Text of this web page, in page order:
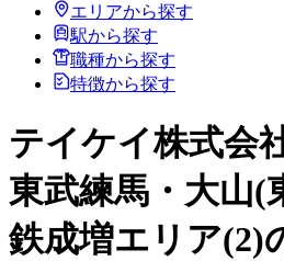
エリアから探す
駅から探す
職種から探す
特徴から探す
テイケイ株式会
東武練馬・大山(
鉄成増エリア(2)